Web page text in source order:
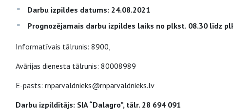
Darbu izpildes datums: 24.08.2021
Prognozējamais darbu izpildes laiks no plkst. 08.30 līdz
Informatīvais tālrunis: 8900,
Avārijas dienesta tālrunis: 80008989
E-pasts: rnparvaldnieks@rnparvaldnieks.lv
Darbu izpildītājs: SIA “Dalagro”, tālr. 28 694 091